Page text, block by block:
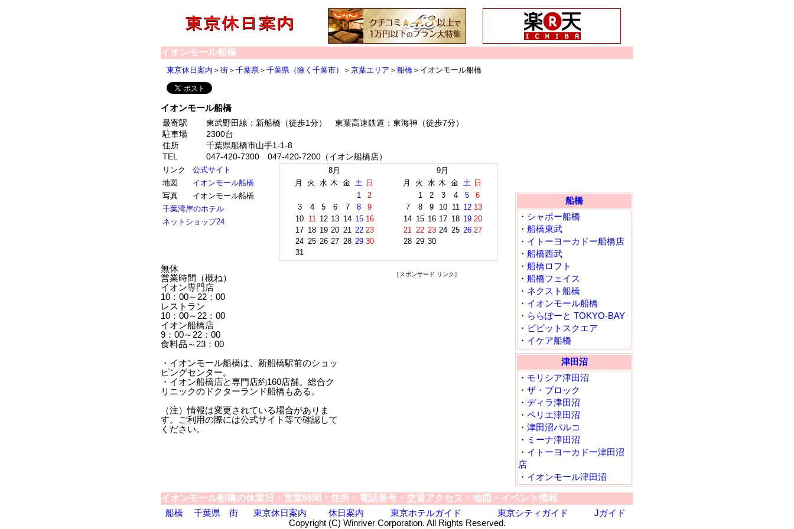
イオンモール船橋
東京休日案内 ＞ 街 ＞ 千葉県 ＞ 千葉県（除く千葉市） ＞ 京葉エリア ＞ 船橋 ＞イオンモール船橋
イオンモール船橋
最寄駅
東武野田線：新船橋（徒歩1分） 東葉高速鉄道：東海神（徒歩7分）
駐車場
2300台
住所
千葉県船橋市山手1-1-8
TEL
047-420-7300 047-420-7200（イオン船橋店）
リンク
公式サイト
地図
イオンモール船橋
写真
イオンモール船橋
千葉湾岸のホテル
ネットショップ24
8月
月
火 水 木 金 土 日
1
2
3
4 5 6 7 8
9
10 11 12 13 14 15 16
17 18 19 20 21 22 23
24 25 26 27 28 29 30
31
9月
月
火 水 木 金 土 日
1
2 3 4 5
6
7
8 9 10 11 12 13
14 15 16 17 18 19 20
21 22 23 24 25 26 27
28 29 30
無休
営業時間（概ね）
イオン専門店
10：00～22：00
レストラン
10：00～22：00
イオン船橋店
9：00～22：00
食料品～23：00
・イオンモール船橋は、新船橋駅前のショッ
ピングセンター。
・イオン船橋店と専門店約160店舗。総合ク
リニックのドクターランド船橋もある。
（注）情報は変更されている場合がありま
す。ご利用の際には公式サイト等で確認して
ください。
［スポンサード リンク］
船橋
・ シャポー船橋
・ 船橋東武
・ イトーヨーカドー船橋店
・ 船橋西武
・ 船橋ロフト
・ 船橋フェイス
・ ネクスト船橋
・ イオンモール船橋
・ ららぽーと TOKYO-BAY
・ ビビットスクエア
・ イケア船橋
津田沼
・ モリシア津田沼
・ ザ・ブロック
・ ディラ津田沼
・ ペリエ津田沼
・ 津田沼パルコ
・ ミーナ津田沼
・ イトーヨーカドー津田沼
店
・ イオンモール津田沼
イオンモール船橋の休業日・営業時間・住所・電話番号・交通アクセス・地図・イベント情報
船橋
千葉県 街 東京休日案内 休日案内 東京ホテルガイド 東京シティガイド
Jガイド
Copyright (C) Winriver Corporation. All Rights Reserved.